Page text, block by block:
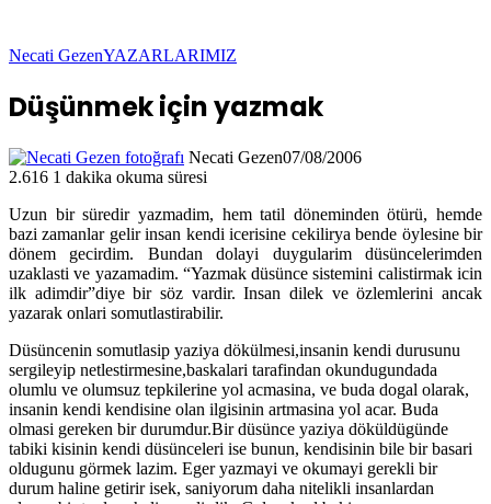
Necati GezenYAZARLARIMIZ
Düşünmek için yazmak
Necati Gezen07/08/2006
2.616 1 dakika okuma süresi
Uzun bir süredir yazmadim, hem tatil döneminden ötürü, hemde
bazi zamanlar gelir insan kendi icerisine cekilirya bende öylesine bir
dönem gecirdim. Bundan dolayi duygularim düsüncelerimden
uzaklasti ve yazamadim. “Yazmak düsünce sistemini calistirmak icin
ilk adimdir”diye bir söz vardir. Insan dilek ve özlemlerini ancak
yazarak onlari somutlastirabilir.
Düsüncenin somutlasip yaziya dökülmesi,insanin kendi durusunu
sergileyip netlestirmesine,baskalari tarafindan okundugundada
olumlu ve olumsuz tepkilerine yol acmasina, ve buda dogal olarak,
insanin kendi kendisine olan ilgisinin artmasina yol acar. Buda
olmasi gereken bir durumdur.Bir düsünce yaziya döküldügünde
tabiki kisinin kendi düsünceleri ise bunun, kendisinin bile bir basari
oldugunu görmek lazim. Eger yazmayi ve okumayi gerekli bir
durum haline getirir isek, saniyorum daha nitelikli insanlardan